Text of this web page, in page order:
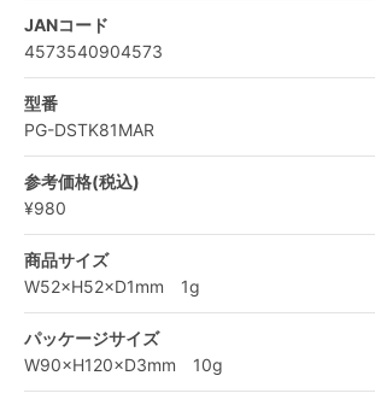
JANコード
4573540904573
型番
PG-DSTK81MAR
参考価格(税込)
¥980
商品サイズ
W52×H52×D1mm 1g
パッケージサイズ
W90×H120×D3mm 10g